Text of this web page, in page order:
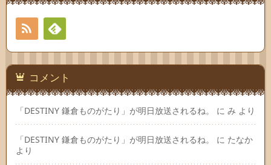
Feedly
コメント
「DESTINY 鎌倉ものがたり」が明日放送されるね。 に み より
「DESTINY 鎌倉ものがたり」が明日放送されるね。 に たなか
より